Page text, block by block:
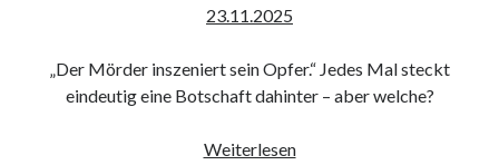
23.11.2025
„Der Mörder inszeniert sein Opfer.“ Jedes Mal steckt
eindeutig eine Botschaft dahinter – aber welche?
WeiterlesenMindNapping